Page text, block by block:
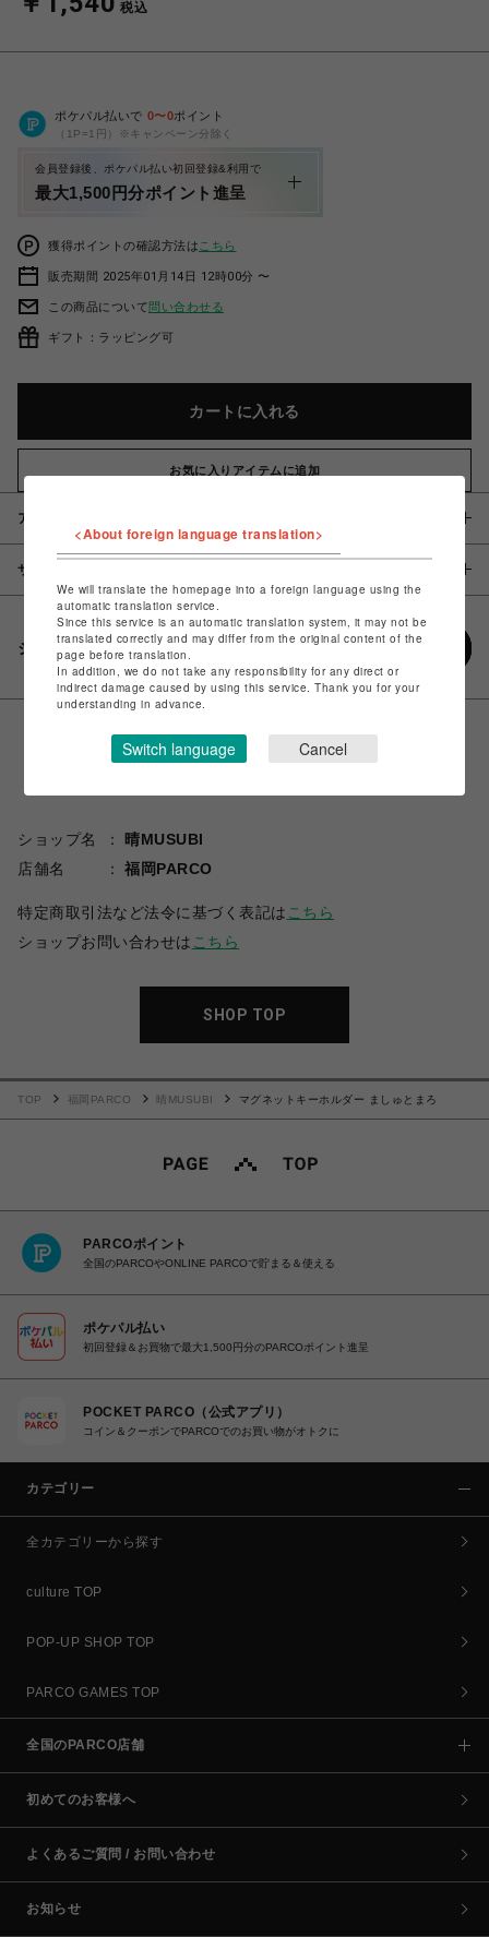
税込
ポケパル払いで 0〜0ポイント
（1P=1円）※キャンペーン分除く
会員登録後、ポケパル払い初回登録&利用で
最大1,500円分ポイント進呈
獲得ポイントの確認方法は こちら
販売期間 2025年01月14日 12時00分 〜
この商品について問い合わせる
ギフト：ラッピング可
カートに入れる
お気に入りアイテムに追加
アイテム説明 / 素材
サイズ
シェアする
ショップ名
晴MUSUBI
店舗名
福岡PARCO
特定商取引法など法令に基づく表記は こちら
ショップお問い合わせは こちら
SHOP TOP
TOP 福岡PARCO 晴MUSUBI マグネットキーホルダー ましゅとまろ
PARCOポイント
全国のPARCOやONLINE PARCOで貯まる＆使える
ポケパル払い
初回登録＆お買物で最大1,500円分のPARCOポイント進呈
POCKET PARCO（公式アプリ）
コイン＆クーポンでPARCOでのお買い物がオトクに
カテゴリー
全カテゴリーから探す
culture TOP
POP-UP SHOP TOP
PARCO GAMES TOP
全国のPARCO店舗
初めてのお客様へ
よくあるご質問 / お問い合わせ
お知らせ
<About foreign language translation>
We will translate the homepage into a foreign language using the
automatic translation service.
Since this service is an automatic translation system, it may not be
translated correctly and may differ from the original content of the
page before translation.
In addition, we do not take any responsibility for any direct or
indirect damage caused by using this service. Thank you for your
understanding in advance.
Switch language Cancel